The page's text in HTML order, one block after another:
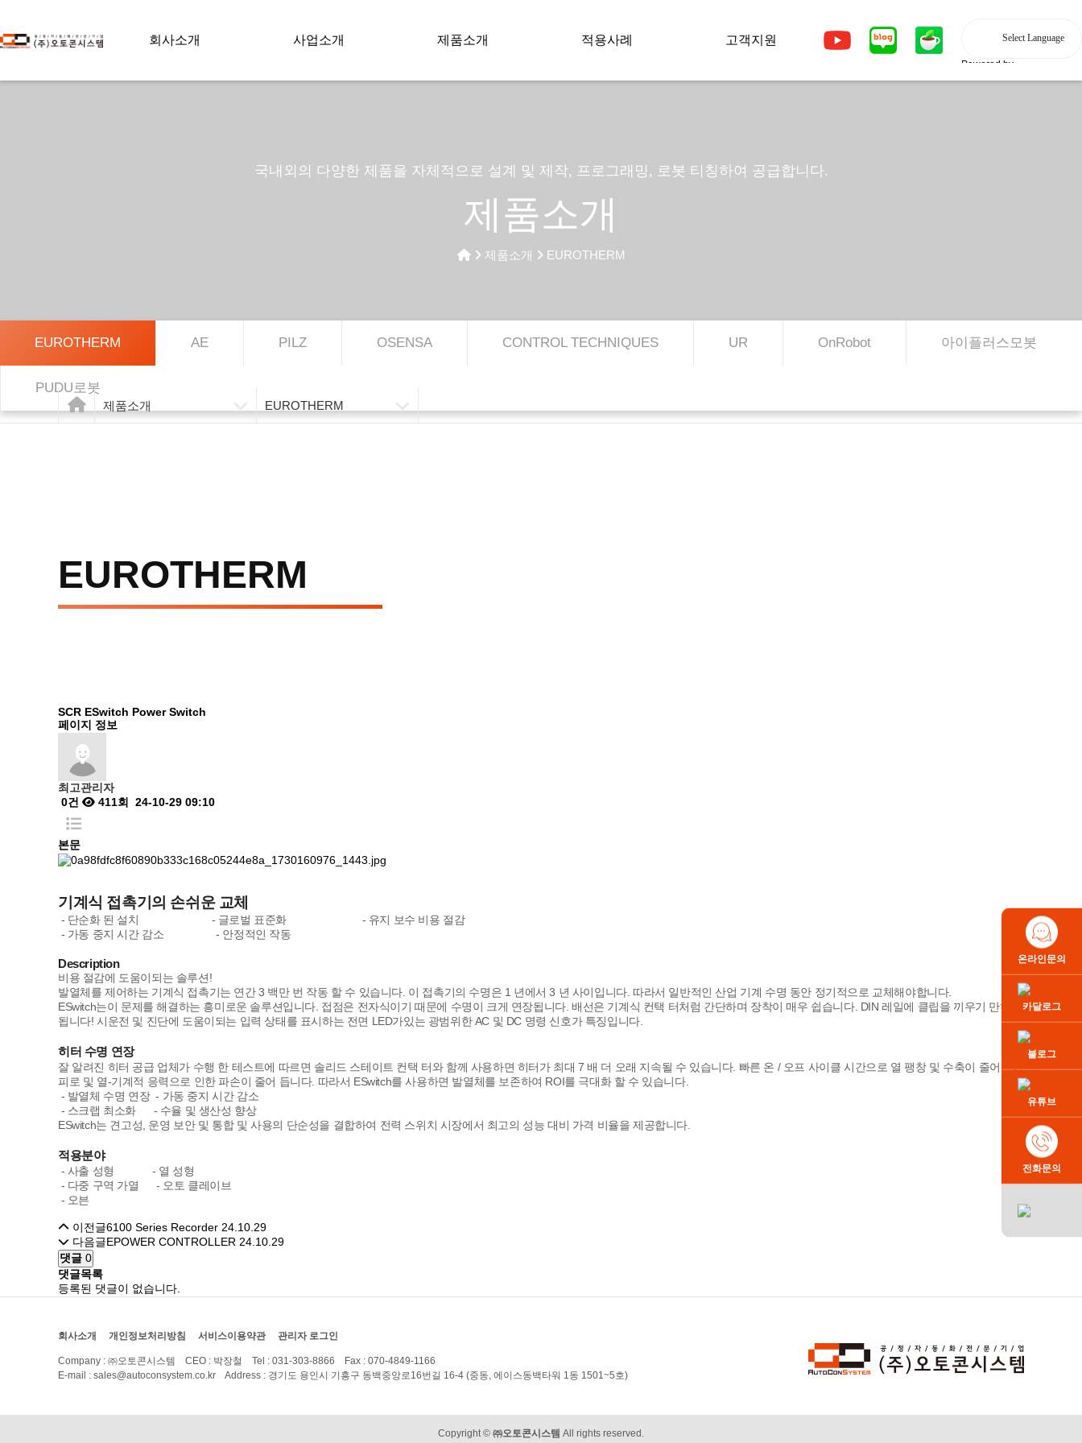
회사소개 사업소개 제품소개 적용사례 고객지원
Powered by
국내외의 다양한 제품을 자체적으로 설계 및 제작, 프로그래밍, 로봇 티칭하여 공급합니다.
제품소개
제품소개 EUROTHERM
EUROTHERM AE PILZ OSENSA CONTROL TECHNIQUES UR OnRobot 아이플러스모봇
PUDU로봇
제품소개 EUROTHERM
EUROTHERM
SCR ESwitch Power Switch
페이지 정보
최고관리자
0건
411회 24-10-29 09:10
본문
기계식 접촉기의 손쉬운 교체
- 단순화 된 설치 - 글로벌 표준화 - 유지 보수 비용 절감
- 가동 중지 시간 감소 - 안정적인 작동
Description
비용 절감에 도움이되는 솔루션!
발열체를 제어하는 ​​기계식 접촉기는 연간 3 백만 번 작동 할 수 있습니다. 이 접촉기의 수명은 1 년에서 3 년 사이입니다. 따라서 일반적인 산업 기계 수명 동안 정기적으로 교체해야합니다.
ESwitch는이 문제를 해결하는 흥미로운 솔루션입니다. 접점은 전자식이기 때문에 수명이 크게 연장됩니다. 배선은 기계식 컨택 터처럼 간단하며 장착이 매우 쉽습니다. DIN 레일에 클립을 끼우기 만하면
됩니다! 시운전 및 진단에 도움이되는 입력 상태를 표시하는 전면 LED가있는 광범위한 AC 및 DC 명령 신호가 특징입니다.
히터 수명 연장
잘 알려진 히터 공급 업체가 수행 한 테스트에 따르면 솔리드 스테이트 컨택 터와 함께 사용하면 히터가 최대 7 배 더 오래 지속될 수 있습니다. 빠른 온 / 오프 사이클 시간으로 열 팽창 및 수축이 줄어들어
피로 및 열-기계적 응력으로 인한 파손이 줄어 듭니다. 따라서 ESwitch를 사용하면 발열체를 보존하여 ROI를 극대화 할 수 있습니다.
- 발열체 수명 연장 - 가동 중지 시간 감소
- 스크랩 최소화 - 수율 및 생산성 향상
ESwitch는 견고성, 운영 보안 및 통합 및 사용의 단순성을 결합하여 전력 스위치 시장에서 최고의 성능 대비 가격 비율을 제공합니다.
적용분야
- 사출 성형 - 열 성형
- 다중 구역 가열 - 오토 클레이브
- 오븐
이전글6100 Series Recorder 24.10.29
다음글EPOWER CONTROLLER 24.10.29
댓글 0
댓글목록
등록된 댓글이 없습니다.
회사소개 개인정보처리방침 서비스이용약관 관리자 로그인
Company : ㈜오토콘시스템 CEO : 박장철 Tel : 031-303-8866 Fax : 070-4849-1166
E-mail : sales@autoconsystem.co.kr Address : 경기도 용인시 기흥구 동백중앙로16번길 16-4 (중동, 에이스동백타워 1동 1501~5호)
Copyright © ㈜오토콘시스템 All rights reserved.
온라인문의
카달로그
블로그
유튜브
전화문의